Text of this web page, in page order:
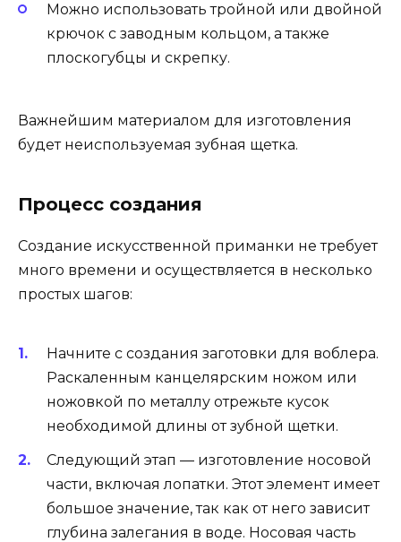
Можно использовать тройной или двойной
крючок с заводным кольцом, а также
плоскогубцы и скрепку.
Важнейшим материалом для изготовления
будет неиспользуемая зубная щетка.
Процесс создания
Создание искусственной приманки не требует
много времени и осуществляется в несколько
простых шагов:
Начните с создания заготовки для воблера.
Раскаленным канцелярским ножом или
ножовкой по металлу отрежьте кусок
необходимой длины от зубной щетки.
Следующий этап — изготовление носовой
части, включая лопатки. Этот элемент имеет
большое значение, так как от него зависит
глубина залегания в воде. Носовая часть